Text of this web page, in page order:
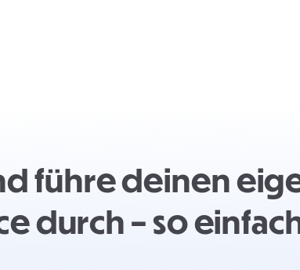
führe deinen
durch – so